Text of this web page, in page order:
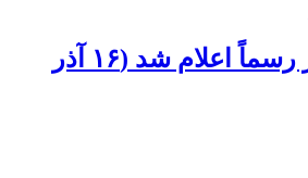
قیمت دلار امروز رسماً اعلام شد (۱۶ آذر